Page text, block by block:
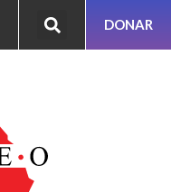
DONAR